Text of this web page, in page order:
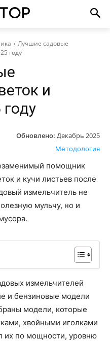
Лучшие садовые
году
и
Обновлено: Декабрь 2025
Методология
помощник
и кучи листьев после
измельчитель не
мульчу, но и
измельчителей
и бензиновые модели
модели, которые
хвойными иголками
их по мощности, уровню